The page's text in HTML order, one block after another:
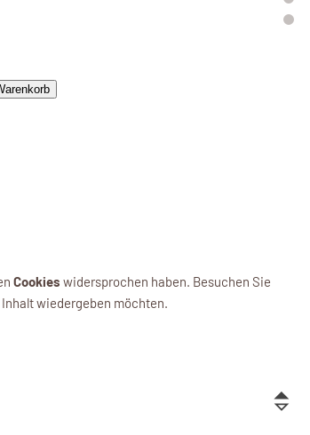
Cookies widersprochen haben. Besuchen Sie
wiedergeben möchten.